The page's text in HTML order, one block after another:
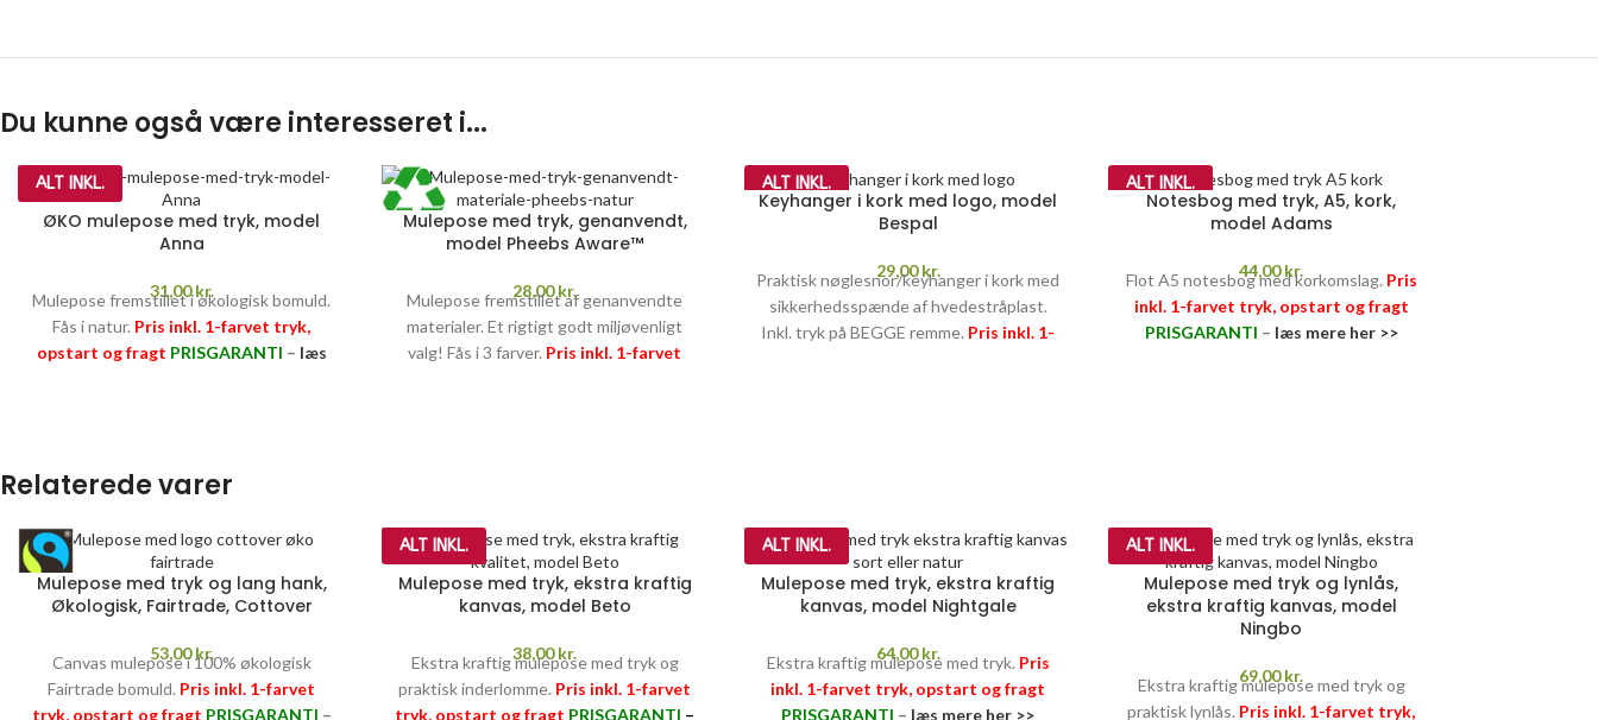
Du kunne også være interesseret i...
ALT INKL.
ØKO mulepose med tryk, model
Anna
31,00kr.
Mulepose fremstillet i økologisk bomuld.
Fås i natur. Pris inkl. 1-farvet tryk,
opstart og fragt PRISGARANTI – læs
Mulepose med tryk, genanvendt,
model Pheebs Aware™
28,00kr.
Mulepose fremstillet af genanvendte
materialer. Et rigtigt godt miljøvenligt
valg! Fås i 3 farver. Pris inkl. 1-farvet
ALT INKL.
Keyhanger i kork med logo, model
Bespal
29,00kr.
Praktisk nøglesnor/keyhanger i kork med
sikkerhedsspænde af hvedestråplast.
Inkl. tryk på BEGGE remme. Pris inkl. 1-
ALT INKL.
Notesbog med tryk, A5, kork,
model Adams
44,00kr.
Flot A5 notesbog med korkomslag. Pris
inkl. 1-farvet tryk, opstart og fragt
PRISGARANTI – læs mere her >>
Relaterede varer
Mulepose med tryk og lang hank,
Økologisk, Fairtrade, Cottover
53,00kr.
Canvas mulepose i 100% økologisk
Fairtrade bomuld. Pris inkl. 1-farvet
tryk, opstart og fragt PRISGARANTI –
ALT INKL.
Mulepose med tryk, ekstra kraftig
kanvas, model Beto
38,00kr.
Ekstra kraftig mulepose med tryk og
praktisk inderlomme. Pris inkl. 1-farvet
tryk, opstart og fragt PRISGARANTI –
ALT INKL.
Mulepose med tryk, ekstra kraftig
kanvas, model Nightgale
64,00kr.
Ekstra kraftig mulepose med tryk. Pris
inkl. 1-farvet tryk, opstart og fragt
PRISGARANTI – læs mere her >>
ALT INKL.
Mulepose med tryk og lynlås,
ekstra kraftig kanvas, model
Ningbo
69,00kr.
Ekstra kraftig mulepose med tryk og
praktisk lynlås. Pris inkl. 1-farvet tryk,